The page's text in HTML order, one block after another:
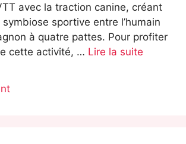
avec la traction canine, créant
sportive entre l’humain
à quatre pattes. Pour profiter
cette activité, … Lire la suite